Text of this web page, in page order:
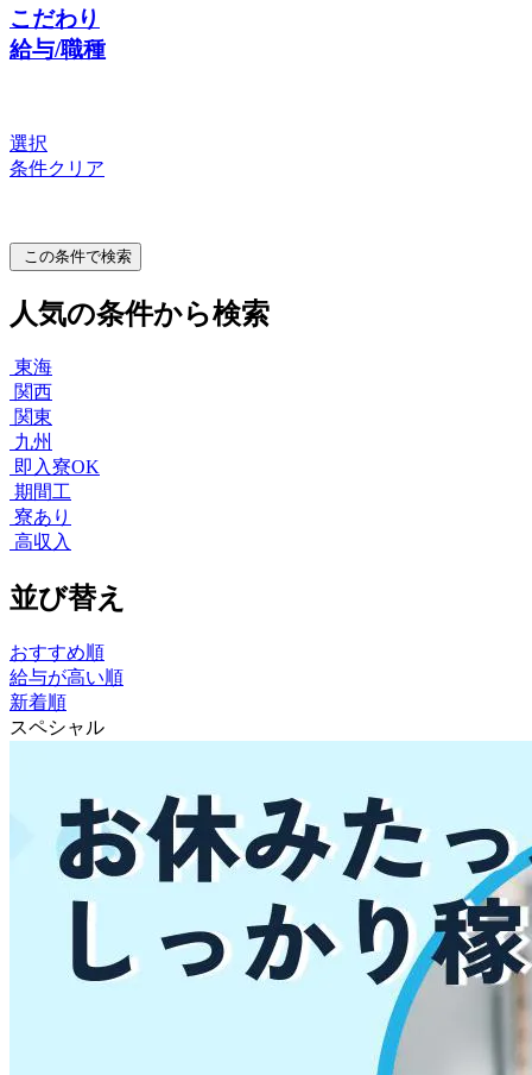
こだわり
給与/職種
選択
条件クリア
この条件で検索
人気の条件から検索
東海
関西
関東
九州
即入寮OK
期間工
寮あり
高収入
並び替え
おすすめ順
給与が高い順
新着順
スペシャル